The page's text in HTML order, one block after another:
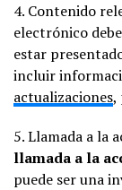
4. Contenido
electrónico
estar
incluir
actualizaciones,
5. Llamada a la
llamada a la
puede ser una